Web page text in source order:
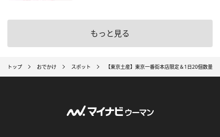
もっと見る
トップ おでかけ スポット 【東京土産】東京一番街本店限定＆1日20個数量